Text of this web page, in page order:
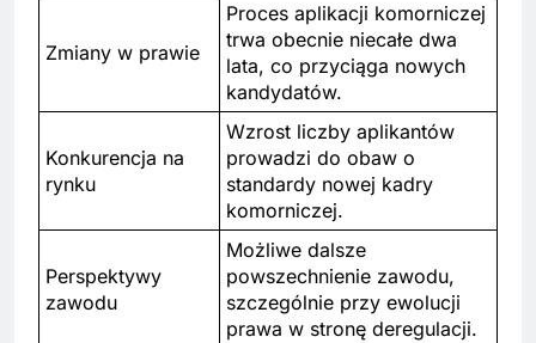
Zmiany w prawie
Proces aplikacji komorniczej
trwa obecnie niecałe dwa
lata, co przyciąga nowych
kandydatów.
Konkurencja na
rynku
Wzrost liczby aplikantów
prowadzi do obaw o
standardy nowej kadry
komorniczej.
Perspektywy
zawodu
Możliwe dalsze
powszechnienie zawodu,
szczególnie przy ewolucji
prawa w stronę deregulacji.